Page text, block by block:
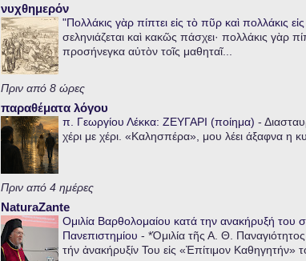
νυχθημερόν
"Πολλάκις γὰρ πίπτει εἰς τὸ πῦρ καὶ πολλάκις
σεληνιάζεται καὶ κακῶς πάσχει· πολλάκις γὰρ
προσήνεγκα αὐτὸν τοῖς μαθηταῖ...
Πριν από 8 ώρες
παραθέματα λόγου
π. Γεωργίου Λέκκα: ΖΕΥΓΑΡΙ (ποίημα) -
χέρι με χέρι. «Καλησπέρα», μου λέει άξαφνα η
Πριν από 4 ημέρες
NaturaZante
Ομιλία Βαρθολομαίου κατά την ανακήρυξή του
Πανεπιστημίου - *Ὁμιλία τῆς Α. Θ.
τήν ἀνακήρυξίν Του εἰς «Ἐπίτιμον Καθηγητήν»